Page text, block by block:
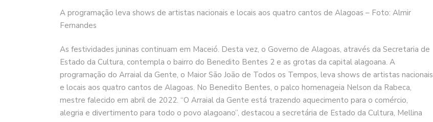
A programação leva shows de artistas nacionais e locais aos quatro cantos de Alagoas – Foto: Almir
Fernandes
As festividades juninas continuam em Maceió. Desta vez, o Governo de Alagoas, através da Secretaria de
Estado da Cultura, contempla o bairro do Benedito Bentes 2 e as grotas da capital alagoana. A
programação do Arraial da Gente, o Maior São João de Todos os Tempos, leva shows de artistas nacionais
e locais aos quatro cantos de Alagoas. No Benedito Bentes, o palco homenageia Nelson da Rabeca,
mestre falecido em abril de 2022. “O Arraial da Gente está trazendo aquecimento para o comércio,
alegria e divertimento para todo o povo alagoano”, destacou a secretária de Estado da Cultura, Mellina